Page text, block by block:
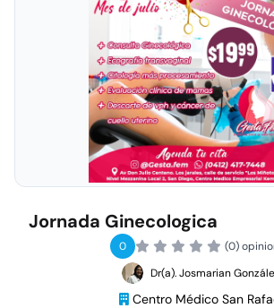
Jornada Ginecologica
0
(0)
Dr(a). Josmarian
Centro Médico San